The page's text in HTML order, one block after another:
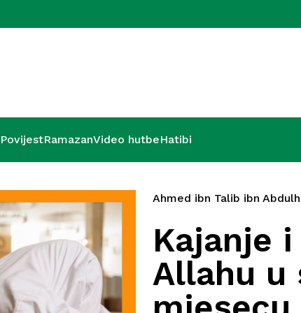
Kurra hfz.
PovijestRamazanVideo hutbeHatibi
Ahmed ibn Talib ibn
Kajanje
Allahu u